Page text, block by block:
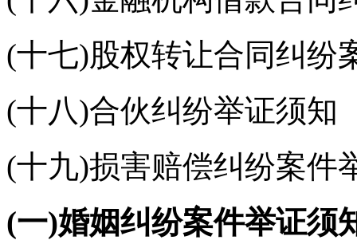
(十七)股权转让合同纠纷
(十八)合伙纠纷举证须知
(十九)损害赔偿纠纷案件
(一)婚姻纠纷案件举证须